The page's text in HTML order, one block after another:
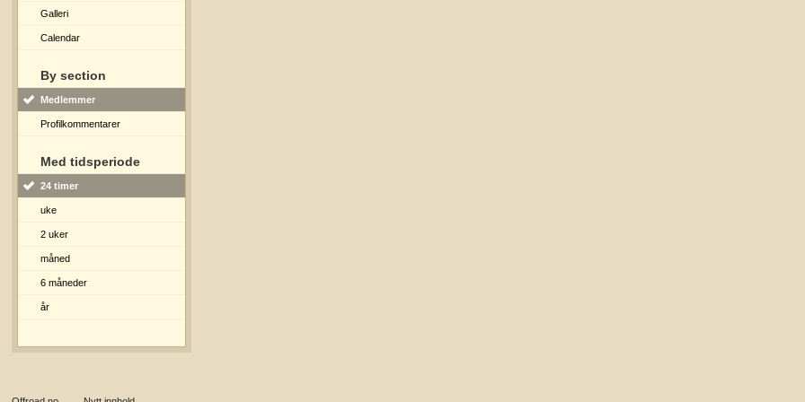
Galleri
Calendar
By section
Medlemmer
Profilkommentarer
Med tidsperiode
24 timer
uke
2 uker
måned
6 måneder
år